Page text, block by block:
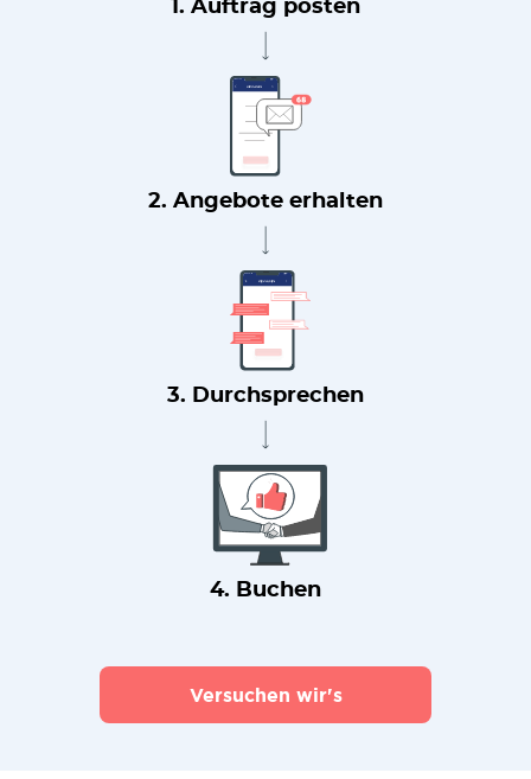
1. Auftrag posten
2. Angebote erhalten
3. Durchsprechen
4. Buchen
Versuchen wir's